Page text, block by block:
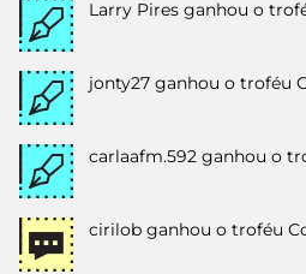
Larry Pires ganhou o
jonty27 ganhou o troféu
carlaafm.592 ganhou o
cirilob ganhou o troféu